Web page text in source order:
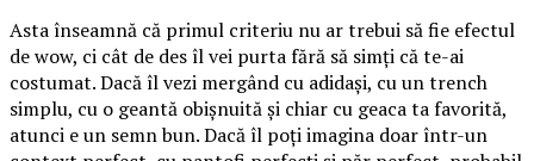
Asta înseamnă că primul criteriu nu ar trebui să fie efectul
de wow, ci cât de des îl vei purta fără să simți că te-ai
costumat. Dacă îl vezi mergând cu adidași, cu un trench
simplu, cu o geantă obișnuită și chiar cu geaca ta favorită,
atunci e un semn bun. Dacă îl poți imagina doar într-un